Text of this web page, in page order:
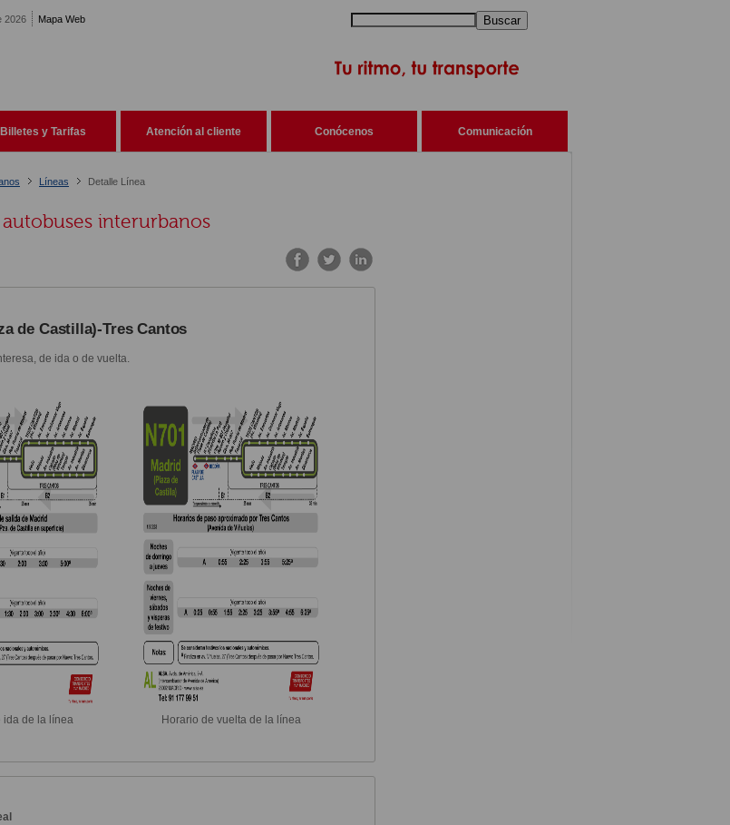
2026 Mapa Web Buscar
Billetes y Tarifas Atención al cliente Conócenos Comunicación
Líneas Detalle Línea
interurbanos
de Castilla)-Tres Cantos
de ida o de vuelta.
ida de la línea Horario de vuelta de la línea